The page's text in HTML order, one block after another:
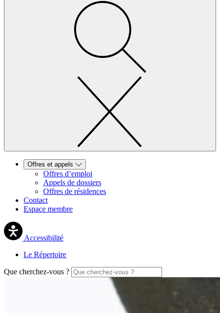
Offres et appels
Offres d’emploi
Appels de dossiers
Offres de résidences
Contact
Espace membre
Accessibilité
Le Répertoire
Que cherchez-vous ?